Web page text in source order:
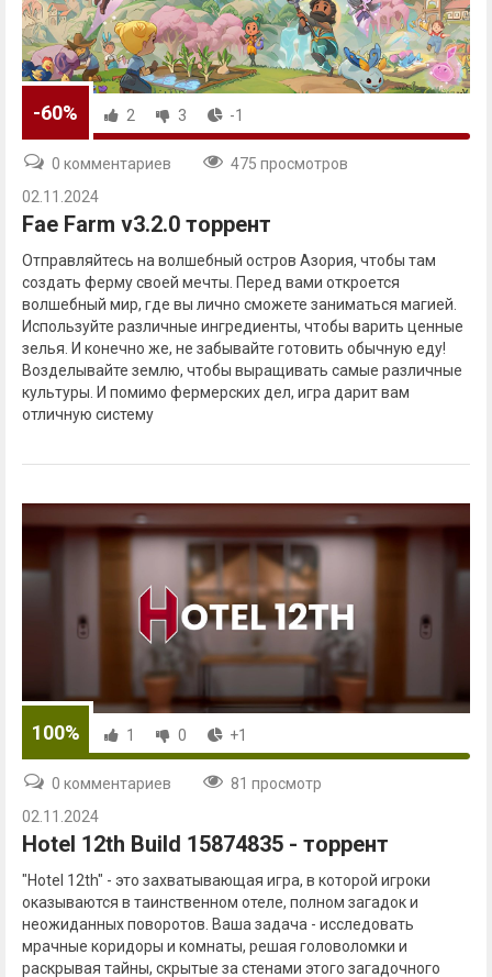
-60% 2 3 -1
0 комментариев
475 просмотров
02.11.2024
Fae Farm v3.2.0 торрент
Отправляйтесь на волшебный остров Азория, чтобы там
создать ферму своей мечты. Перед вами откроется
волшебный мир, где вы лично сможете заниматься магией.
Используйте различные ингредиенты, чтобы варить ценные
зелья. И конечно же, не забывайте готовить обычную еду!
Возделывайте землю, чтобы выращивать самые различные
культуры. И помимо фермерских дел, игра дарит вам
отличную систему
100% 1 0 +1
0 комментариев
81 просмотр
02.11.2024
Hotel 12th Build 15874835 - торрент
"Hotel 12th" - это захватывающая игра, в которой игроки
оказываются в таинственном отеле, полном загадок и
неожиданных поворотов. Ваша задача - исследовать
мрачные коридоры и комнаты, решая головоломки и
раскрывая тайны, скрытые за стенами этого загадочного